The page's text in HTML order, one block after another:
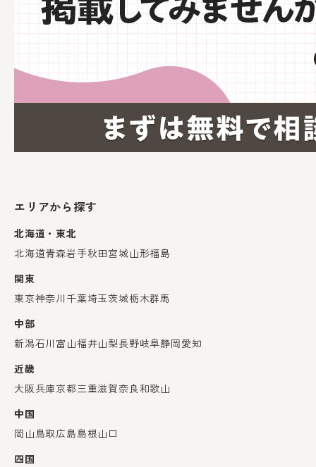
エリアから探す
北海道・東北
北海道青森岩手秋田宮城山形福島
関東
東京神奈川 千葉埼玉茨城栃木群馬
中部
新潟石川 富山福井山梨長野岐阜静岡愛知
近畿
大阪兵庫京都三重滋賀奈良和歌山
中国
岡山鳥取広島島根山口
四国